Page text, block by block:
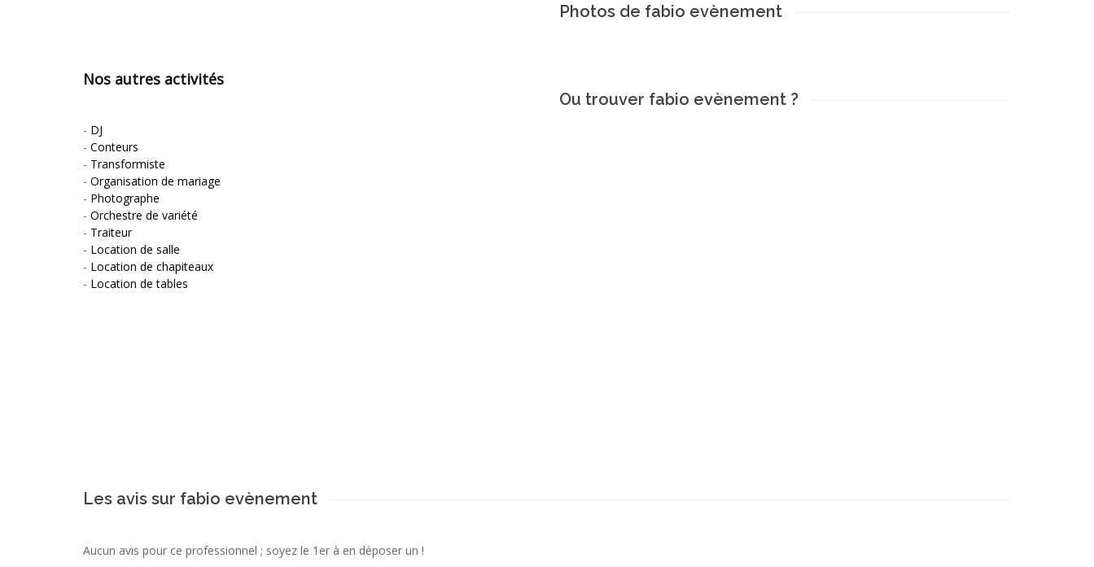
Nos autres activités
- DJ
- Conteurs
- Transformiste
- Organisation de mariage
- Photographe
- Orchestre de variété
- Traiteur
- Location de salle
- Location de chapiteaux
- Location de tables
Photos de fabio evènement
Ou trouver fabio evènement ?
Les avis sur fabio evènement
Aucun avis pour ce professionnel ; soyez le 1er à en déposer un !